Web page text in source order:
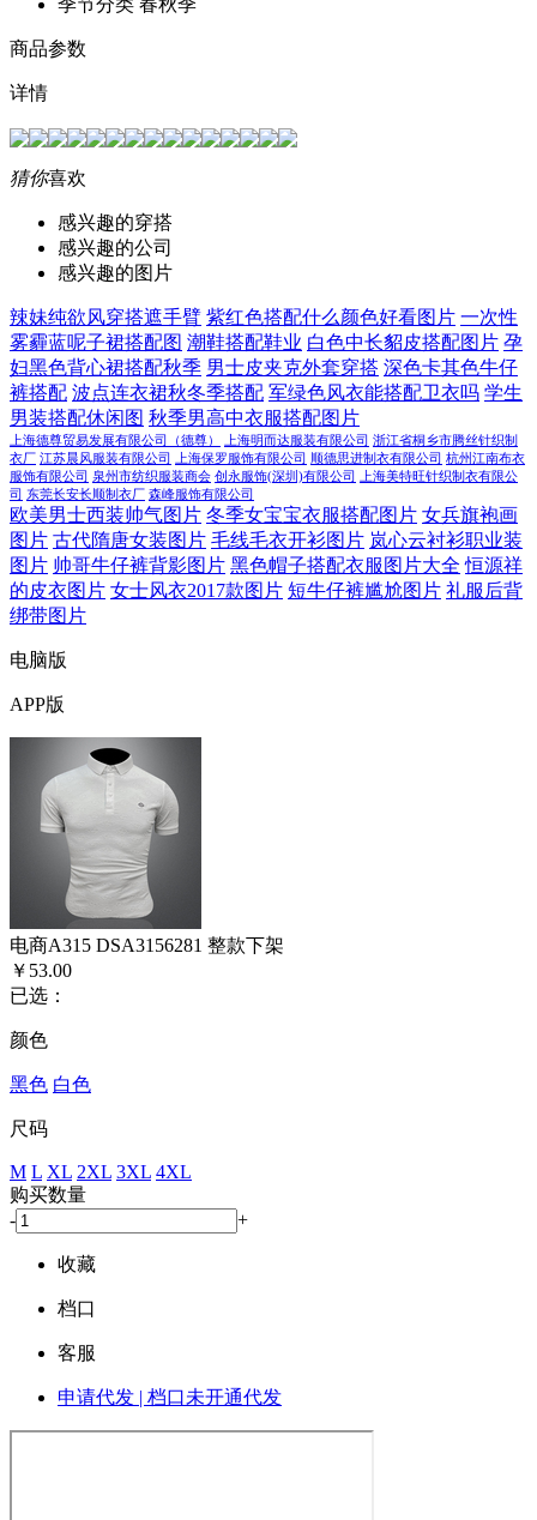
商品参数
详情
猜你喜欢
感兴趣的穿搭
感兴趣的公司
感兴趣的图片
辣妹纯欲风穿搭遮手臂 紫红色搭配什么颜色好看图片 一次性
雾霾蓝呢子裙搭配图 潮鞋搭配鞋业 白色中长貂皮搭配图片 孕
妇黑色背心裙搭配秋季 男士皮夹克外套穿搭 深色卡其色牛仔
裤搭配 波点连衣裙秋冬季搭配 军绿色风衣能搭配卫衣吗 学生
男装搭配休闲图 秋季男高中衣服搭配图片
上海德尊贸易发展有限公司（德尊） 上海明而达服装有限公司 浙江省桐乡市腾丝针织制
衣厂 江苏晨风服装有限公司 上海保罗服饰有限公司 顺德思进制衣有限公司 杭州江南布衣
服饰有限公司 泉州市纺织服装商会 创永服饰(深圳)有限公司
上海美特旺针织制衣有限公
司 东莞长安长顺制衣厂 森峰服饰有限公司
欧美男士西装帅气图片 冬季女宝宝衣服搭配图片 女兵旗袍画
图片 古代隋唐女装图片 毛线毛衣开衫图片 岚心云衬衫职业装
图片 帅哥牛仔裤背影图片 黑色帽子搭配衣服图片大全 恒源祥
的皮衣图片 女士风衣2017款图片 短牛仔裤尴尬图片 礼服后背
绑带图片
电脑版
APP版
电商A315 DSA3156281 整款下架
￥53.00
已选：
颜色
黑色 白色
尺码
M L XL 2XL 3XL 4XL
购买数量
-
+
收藏
档口
客服
申请代发 | 档口未开通代发